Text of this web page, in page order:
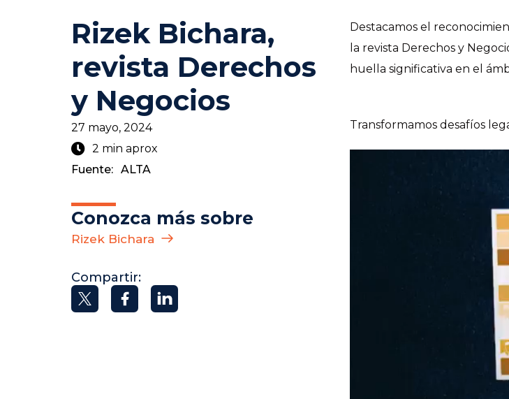
Rizek Bichara,
revista Derechos
y Negocios
27 mayo, 2024
2 min aprox
Fuente: ALTA
Conozca más sobre
Rizek Bichara
Compartir:
Destacamos el
la revista Derechos y
huella significativa en el
Transformamos desafíos